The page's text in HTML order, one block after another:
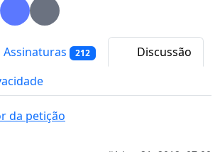
Assinaturas 212
Discussão
da petição